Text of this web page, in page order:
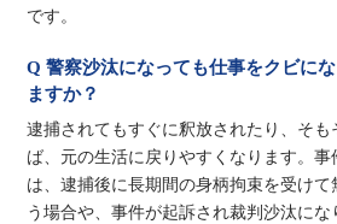
です。
Q 警察沙汰になっても仕事をクビに
ますか？
逮捕されてもすぐに釈放されたり、そ
ば、元の生活に戻りやすくなります。
は、逮捕後に長期間の身柄拘束を受けて
う場合や、事件が起訴され裁判沙汰に